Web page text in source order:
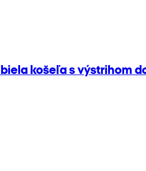
košeľa s výstrihom